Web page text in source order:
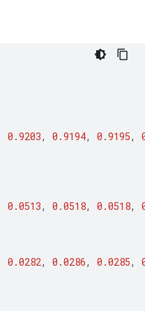
0.9203, 0.9194, 0.9195,
0.0513, 0.0518, 0.0518,
0.0282, 0.0286, 0.0285,